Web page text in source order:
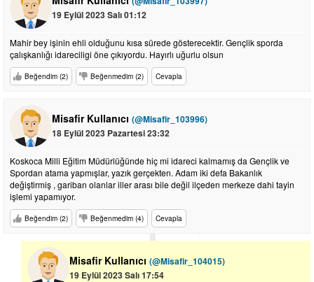
19 Eylül 2023 Salı 01:12
Mahir bey işinin ehli olduğunu kısa sürede gösterecektir. Gençlik sporda
çalışkanlığı idareciligi öne çıkıyordu. Hayırlı uğurlu olsun
Beğendim (2) Beğenmedim (2) Cevapla
Misafir Kullanıcı (@Misafir_103996)
18 Eylül 2023 Pazartesi 23:32
Koskoca Milli Eğitim Müdürlüğünde hiç mi idareci kalmamış da Gençlik ve
Spordan atama yapmışlar, yazık gerçekten. Adam iki defa Bakanlık
değiştirmiş , gariban olanlar iller arası bile değil ilçeden merkeze dahi tayin
işlemi yapamıyor.
Beğendim (2) Beğenmedim (4) Cevapla
Misafir Kullanıcı (@Misafir_104015)
19 Eylül 2023 Salı 17:54